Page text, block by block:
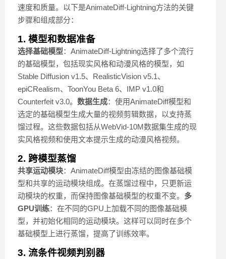
速度和质量。以下是AnimateDiff-Lightning方法的关键
步骤和组成部分：
1. 模型和数据准备
选择基础模型：AnimateDiff-Lightning选择了多个流行
的基础模型，包括现实风格和动漫风格的模型，如
Stable Diffusion v1.5、RealisticVision v5.1、
epiCRealism、ToonYou Beta 6、IMP v1.0和
Counterfeit v3.0。 数据生成：使用AnimateDiff模型和
选定的基础模型生成大量的视频剪辑数据，以支持蒸
馏过程。这些数据包括从WebVid-10M数据集生成的现
实风格视频和使用文本提示生成的动漫风格视频。
2. 跨模型蒸馏
共享运动模块：AnimateDiff模型由冻结的图像基础模
型和共享的运动模块组成。在蒸馏过程中，只更新运
动模块的权重，而保持图像基础模型的权重不变。 多
GPU训练：在不同的GPU上加载不同的图像基础模
型，并初始化相同的运动模块。这样可以同时在多个
基础模型上进行蒸馏，提高了训练效率。
3. 流条件视频判别器